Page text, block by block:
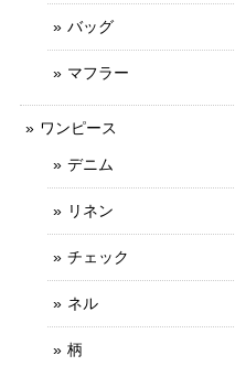
バッグ
マフラー
ワンピース
デニム
リネン
チェック
ネル
柄